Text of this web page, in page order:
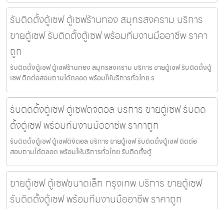
รับติดตั้งตู้เซฟ ตู้เซฟร้านทอง สมุทรสงคราม บริการ
ขายตู้เซฟ รับติดตั้งตู้เซฟ พร้อมทีมงานมืออาชีพ ราคา
ถูก
รับติดตั้งตู้เซฟ ตู้เซฟร้านทอง สมุทรสงคราม บริการ ขายตู้เซฟ รับติดตั้งตู้
เซฟ ติดต่อสอบถามได้ตลอด พร้อมให้บริการทั่วไทย ร
รับติดตั้งตู้เซฟ ตู้เซฟดิจิตอล บริการ ขายตู้เซฟ รับติด
ตั้งตู้เซฟ พร้อมทีมงานมืออาชีพ ราคาถูก
รับติดตั้งตู้เซฟ ตู้เซฟดิจิตอล บริการ ขายตู้เซฟ รับติดตั้งตู้เซฟ ติดต่อ
สอบถามได้ตลอด พร้อมให้บริการทั่วไทย รับติดตั้งตู้
ขายตู้เซฟ ตู้เซฟขนาดเล็ก กรุงเทพ บริการ ขายตู้เซฟ
รับติดตั้งตู้เซฟ พร้อมทีมงานมืออาชีพ ราคาถูก